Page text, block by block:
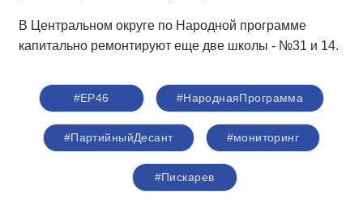
В Центральном округе по Народной программе
капитально ремонтируют еще две школы - №31 и 14.
#ЕР46 #НароднаяПрограмма
#ПартийныйДесант #мониторинг
#Пискарев